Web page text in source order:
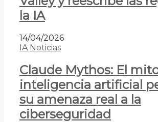
la IA
14/04/2026
IA Noticias
Claude Mythos: El
inteligencia artificial
su amenaza real a la
ciberseguridad